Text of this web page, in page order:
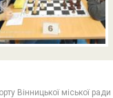
Вінницької міської ради